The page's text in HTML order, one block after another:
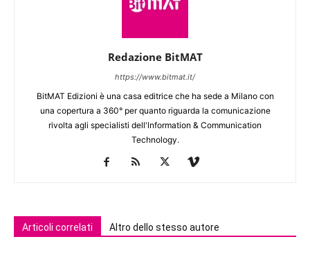
Redazione BitMAT
https://www.bitmat.it/
BitMAT Edizioni è una casa editrice che ha sede a Milano con
una copertura a 360° per quanto riguarda la comunicazione
rivolta agli specialisti dell'lnformation & Communication
Technology.
Articoli correlati Altro dello stesso autore